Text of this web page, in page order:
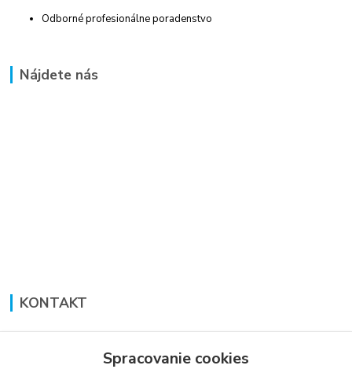
Odborné profesionálne poradenstvo
Nájdete nás
KONTAKT
+421 948 711 774Spracovanie cookies